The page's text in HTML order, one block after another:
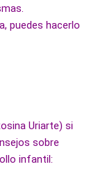
puedes hacerlo
Uriarte) si
sobre
infantil: